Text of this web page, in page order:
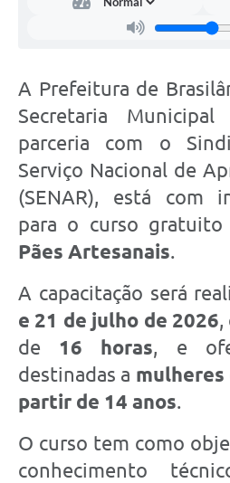
A Prefeitura de
Secretaria
parceria com o
Serviço Nacional de
(SENAR), está com
para o curso gratuito
Pães Artesanais.
A capacitação será
e 21 de julho de 2026,
de 16 horas, e
destinadas a mulheres
partir de 14 anos.
O curso tem como
conhecimento